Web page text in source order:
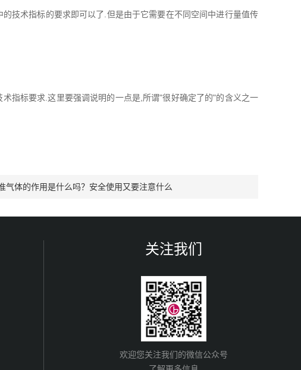
术指标的要求即可以了.但是由于它需要在不同空间中进行量值传
指标要求.这里要强调说明的一点是,所谓"很好确定了的"的含义之一
气体的作用是什么吗？安全使用又要注意什么
关注我们
欢迎您关注我们的微信公众号